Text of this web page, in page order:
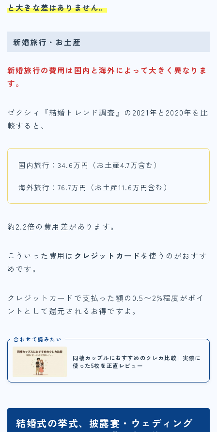
と大きな差はありません。
新婚旅行・お土産
新婚旅行の費用は国内と海外によって大きく異なりま
す。
ゼクシィ『結婚トレンド調査』の2021年と2020年を比
較すると、
国内旅行：34.6万円（お土産4.7万含む）
海外旅行：76.7万円（お土産11.6万円含む）
約2.2倍の費用差があります。
こういった費用は クレジットカードを使うのがおすす
めです。
クレジットカードで支払った額の0.5〜2%程度がポイ
ントとして還元されるお得ですよ。
合わせて読みたい
同棲カップルにおすすめのクレカ比較｜実際に
使った5枚を正直レビュー
結婚式の挙式、披露宴・ウェディング